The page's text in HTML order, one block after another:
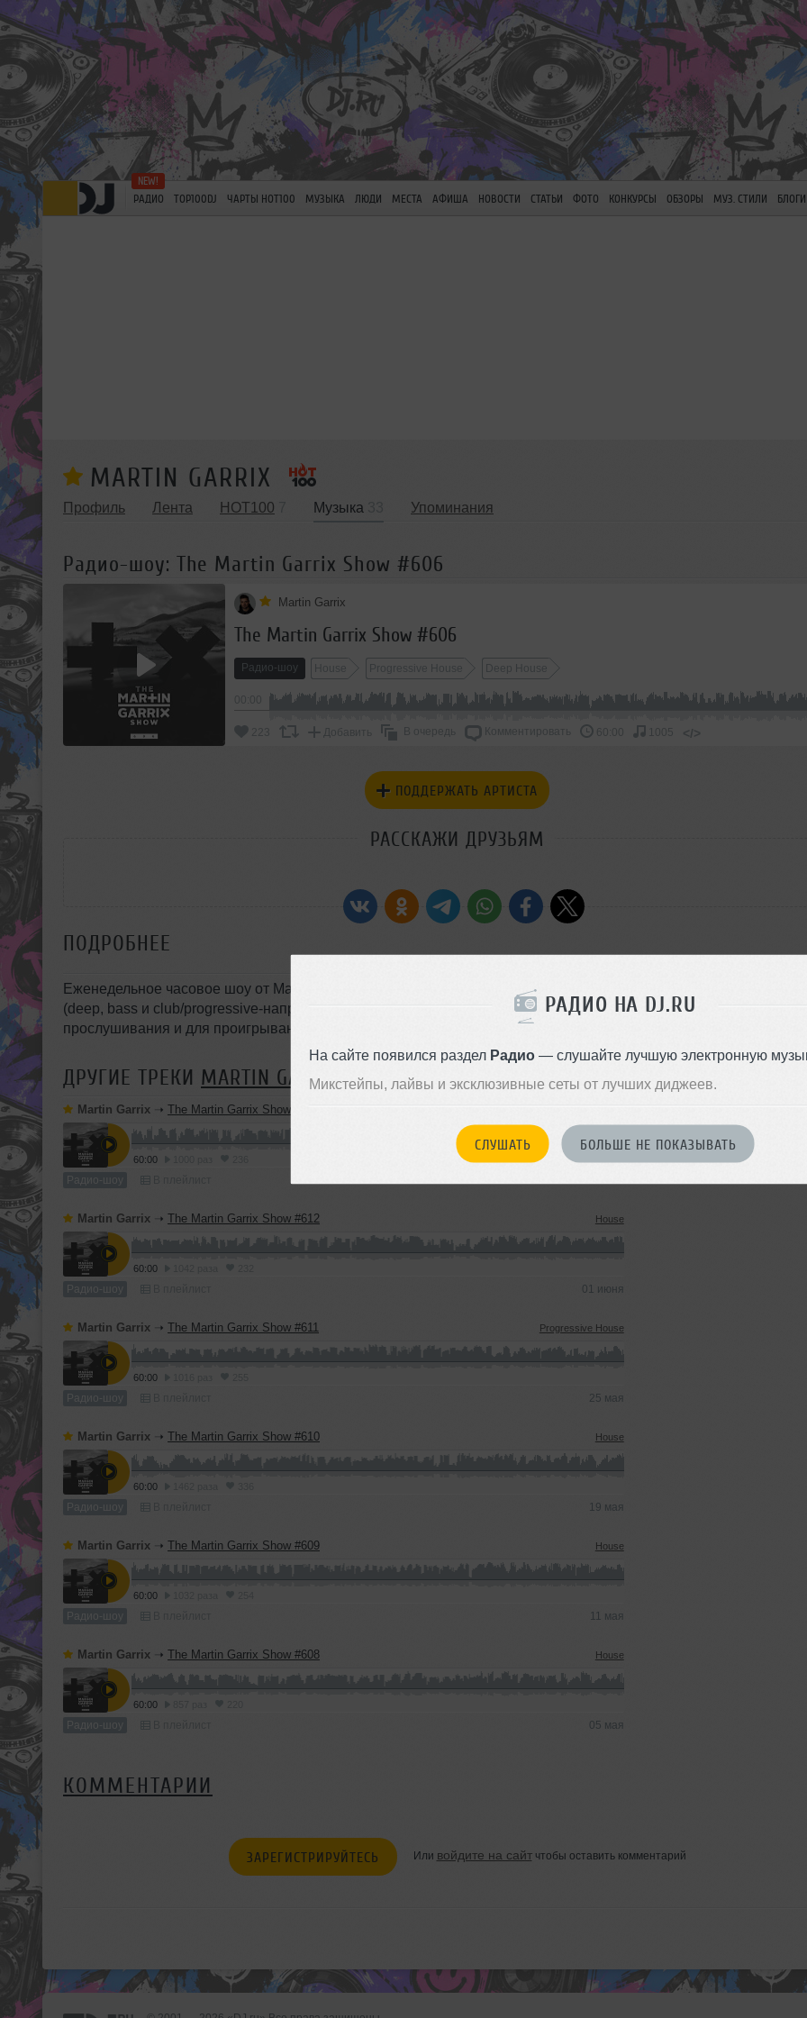
РАДИО НА DJ.RU
На сайте появился раздел Радио— слушайте лучшую электронную
Микстейпы, лайвы и эксклюзивные сеты от лучших диджеев.
СЛУШАТЬ БОЛЬШЕ НЕ ПОКАЗЫВАТЬ
РАДИО TOP100DJ ЧАРТЫ HOT100 МУЗЫКА ЛЮДИ МЕСТА АФИША НОВОСТИ СТАТЬИ ФОТО КОНКУРСЫ ОБЗОРЫ МУЗ. СТИЛИ БЛОГИ
MARTIN GARRIX
Профиль Лента HOT100 Музыка Упоминания
Радио-шоу: The Martin Garrix Show #606
Martin Garrix
The Martin Garrix Show #606
Радио-шоу House Progressive House Deep House
223 Добавить В очередь Комментировать 60:00 1005 </>
ПОДДЕРЖАТЬ АРТИСТА
РАССКАЖИ ДРУЗЬЯМ
ПОДРОБНЕЕ
Еженедельное часовое шоу от Martin Garrix с подборкой хаус- и клубных треков
(deep, bass и club/progressive-направлений), подходящее для домашнего
прослушивания и для проигрывания на вечеринке.
ДРУГИЕ ТРЕКИ MARTIN GARRIX
Martin Garrix ➝ The Martin Garrix Show #613
60:00
Радио-шоу
Martin Garrix ➝ The Martin Garrix Show #612 House
60:00
Радио-шоу 01 июня
Martin Garrix ➝ The Martin Garrix Show #611 Progressive House
60:00
Радио-шоу 25 мая
Martin Garrix ➝ The Martin Garrix Show #610 House
60:00
Радио-шоу 19 мая
Martin Garrix ➝ The Martin Garrix Show #609 House
60:00
Радио-шоу 11 мая
Martin Garrix ➝ The Martin Garrix Show #608 House
60:00
Радио-шоу 05 мая
Стили:
КОММЕНТАРИИ
ЗАРЕГИСТРИРУЙТЕСЬ Или войдите на сайтчтобы оставить комментарий